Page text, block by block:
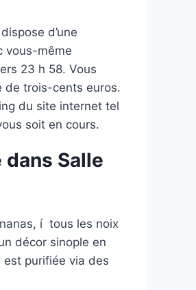
d’une
vous-même
23 h 58. Vous
de trois-cents euros.
du site internet tel
soit en cours.
Salle
í tous les noix
décor sinople en
purifiée via des